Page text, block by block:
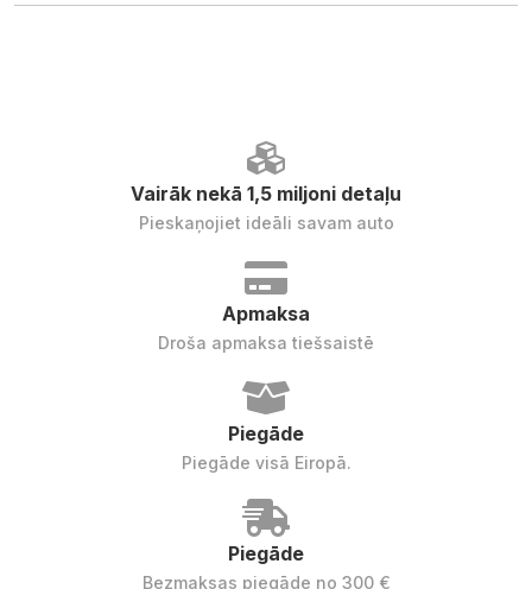
Vairāk nekā 1,5 miljoni detaļu
Pieskaņojiet ideāli savam auto
Apmaksa
Droša apmaksa tiešsaistē
Piegāde
Piegāde visā Eiropā.
Piegāde
Bezmaksas piegāde no 300 €